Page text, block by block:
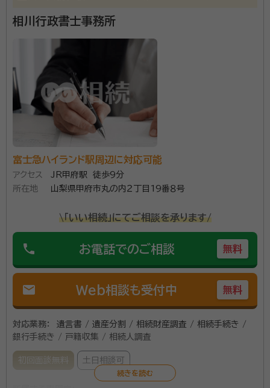
事務所口コミ（抜粋）：
満足度 5.0
面談の感想
初めての相談だったので難しいことはよくわかりませんが、内容につい
て丁寧に教えていただいたと思いました。
契約後の感想
こちらの状況などを配慮していただき、スムーズにお話を進めていただ
けたと思います。
１００人を超える相続無料相談を行い、多数の満足のお
声を頂いております。 相続を主力業務としており、山梨
能です。 簡単シンプルなお手続から複雑なお手続きま
で、ぜひお声かけください。 財産の分割をまとめた遺産
分割協議書の作成はもちろん、遺言等、相続手続きに関
山梨県行政書士会
相川行政書士事務所
富士急ハイランド駅周辺に対応可能
アクセス
JR甲府駅 徒歩9分
所在地
山梨県甲府市丸の内２丁目19番８号
\「いい相続」にてご相談を承ります/
phone お電話でのご相談 無料
mail Web相談も受付中 無料
対応業務：
遺言書 / 遺産分割 / 相続財産調査 / 相続手続き /
銀行手続き / 戸籍収集 / 相続人調査
初回面談無料 土日相談可